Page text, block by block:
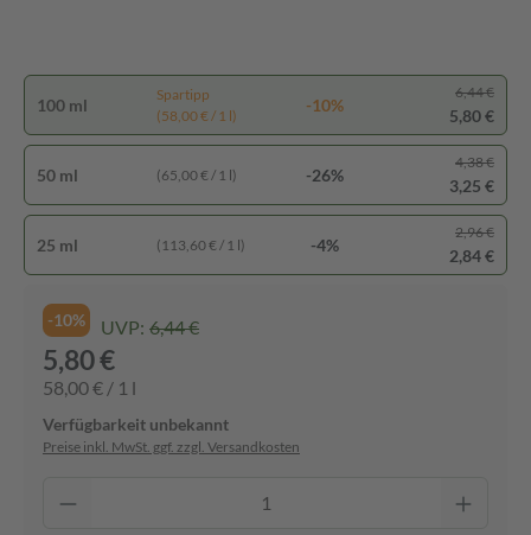
100 ml
Spartipp
(58,00 € / 1 l)
-10%
6,44 €
5,80 €
50 ml (65,00 € / 1 l) -26%
4,38 €
3,25 €
25 ml (113,60 € / 1 l) -4%
2,96 €
2,84 €
-10% UVP: 6,44 €
5,80 €
58,00 € / 1 l
Verfügbarkeit unbekannt
Preise inkl. MwSt. ggf. zzgl. Versandkosten